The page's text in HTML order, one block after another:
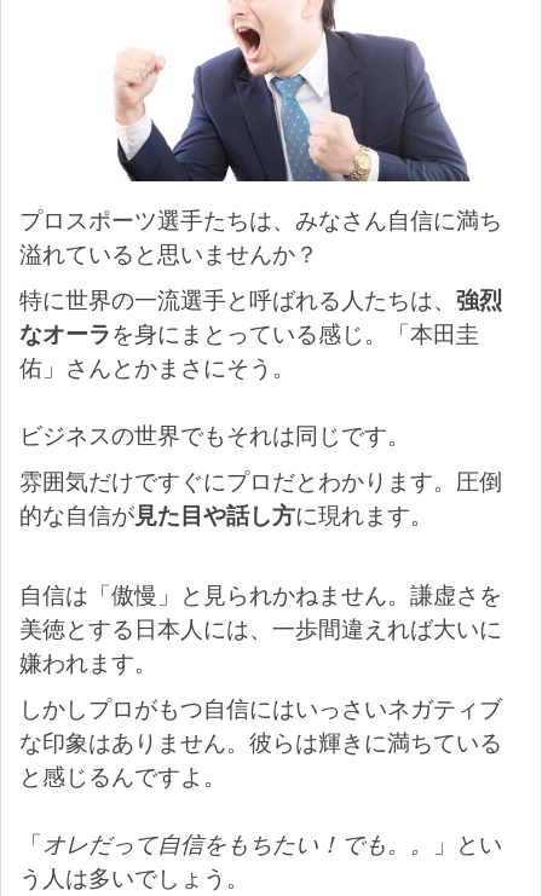
プロスポーツ選手たちは、みなさん自信に満ち
溢れていると思いませんか？
特に世界の一流選手と呼ばれる人たちは、 強烈
なオーラを身にまとっている感じ。「本田圭
佑」さんとかまさにそう。
ビジネスの世界でもそれは同じです。
雰囲気だけですぐにプロだとわかります。圧倒
的な自信が見た目や話し方に現れます。
自信は「傲慢」と見られかねません。謙虚さを
美徳とする日本人には、一歩間違えれば大いに
嫌われます。
しかしプロがもつ自信にはいっさいネガティブ
な印象はありません。彼らは輝きに満ちている
と感じるんですよ。
「オレだって自信をもちたい！でも。。
」とい
う人は多いでしょう。